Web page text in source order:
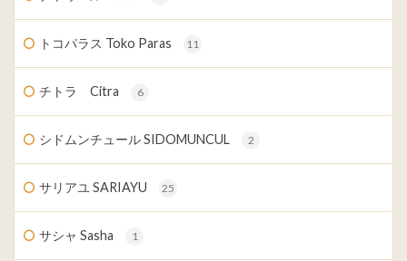
トコパラス Toko Paras 11
チトラ Citra 6
シドムンチュール SIDOMUNCUL 2
サリアユ SARIAYU 25
サシャ Sasha 1